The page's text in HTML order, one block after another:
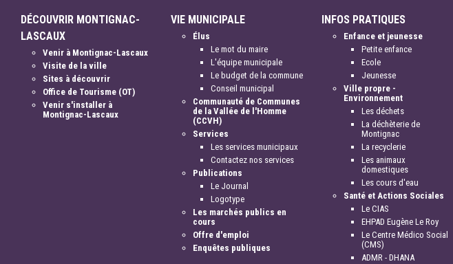
DÉCOUVRIR MONTIGNAC-
LASCAUX
Venir à Montignac-Lascaux
Visite de la ville
Sites à découvrir
Office de Tourisme (OT)
Venir s'installer à
Montignac-Lascaux
VIE MUNICIPALE
Élus
Le mot du maire
L'équipe municipale
Le budget de la commune
Conseil municipal
Communauté de Communes
de la Vallée de l'Homme
(CCVH)
Services
Les services municipaux
Contactez nos services
Publications
Le Journal
Logotype
Les marchés publics en
cours
Offre d'emploi
Enquêtes publiques
INFOS PRATIQUES
Enfance et jeunesse
Petite enfance
Ecole
Jeunesse
Ville propre -
Environnement
Les déchets
La déchèterie de
Montignac
La recyclerie
Les animaux
domestiques
Les cours d'eau
Santé et Actions Sociales
Le CIAS
EHPAD Eugène Le Roy
Le Centre Médico Social
(CMS)
ADMR - DHANA